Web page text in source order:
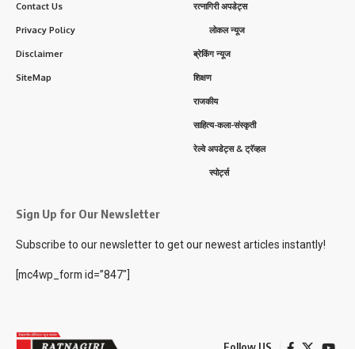
Contact Us
Privacy Policy
Disclaimer
SiteMap
रत्नागिरी अपडेट्स
लोकल न्यूज
ब्रेकिंग न्यूज
शिक्षण
राजकीय
साहित्य-कला-संस्कृती
रेल्वे अपडेट्स & ट्रॅव्हल
स्पोर्ट्स
Sign Up for Our Newsletter
Subscribe to our newsletter to get our newest articles instantly!
[mc4wp_form id=”847″]